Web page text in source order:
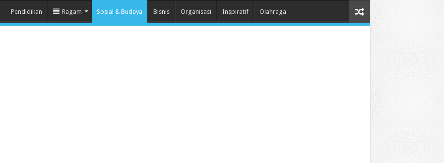
Pendidikan Ragam Sosial & Budaya Bisnis Organisasi Inspiratif Olahraga